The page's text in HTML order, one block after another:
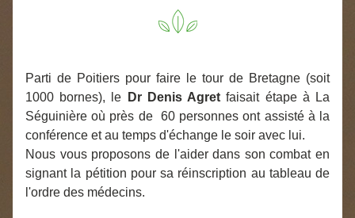
Parti de Poitiers pour faire le tour de Bretagne (soit
1000 bornes), le
Dr Denis Agret faisait étape à La
Séguinière où près de  60 personnes ont assisté à la
conférence et au temps d'échange le soir avec lui.
Nous vous proposons de l'aider dans son combat en
signant la pétition pour sa réinscription au tableau de
l'ordre des médecins.